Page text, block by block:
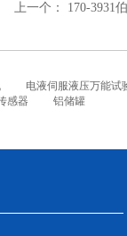
上一个： 170-3931
电液伺服液压万能试
感器 铝储罐